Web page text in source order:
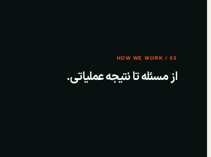
03 / HOW WE WORK
از مسئله تا نتیجه عملیاتی.